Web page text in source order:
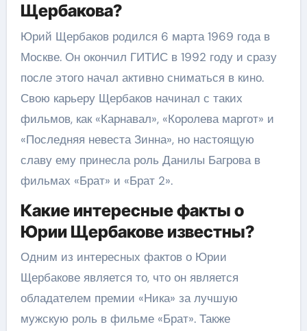
Щербакова?
Юрий Щербаков родился 6 марта 1969 года в
Москве. Он окончил ГИТИС в 1992 году и сразу
после этого начал активно сниматься в кино.
Свою карьеру Щербаков начинал с таких
фильмов, как «Карнавал», «Королева маргот» и
«Последняя невеста Зинна», но настоящую
славу ему принесла роль Данилы Багрова в
фильмах «Брат» и «Брат 2».
Какие интересные факты о
Юрии Щербакове известны?
Одним из интересных фактов о Юрии
Щербакове является то, что он является
обладателем премии «Ника» за лучшую
мужскую роль в фильме «Брат». Также